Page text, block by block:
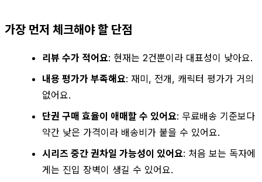
가장 먼저 체크해야 할 단점
리뷰 수가 적어요: 현재는 2건뿐이라 대표성이 낮아요.
내용 평가가 부족해요: 재미, 전개, 캐릭터 평가가 거의
없어요.
단권 구매 효율이 애매할 수 있어요: 무료배송 기준보다
약간 낮은 가격이라 배송비가 붙을 수 있어요.
시리즈 중간 권차일 가능성이 있어요: 처음 보는 독자에
게는 진입 장벽이 생길 수 있어요.